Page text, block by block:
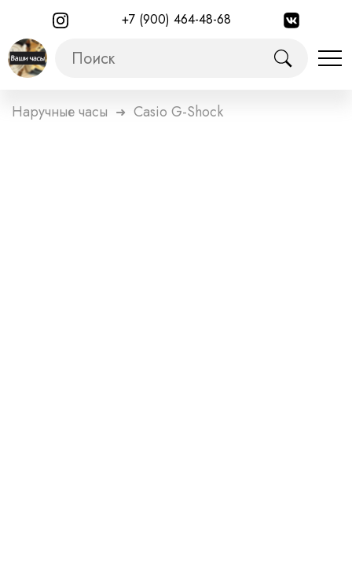
+7 (900) 464-48-68
Наручные часы ➜ Casio G-Shock